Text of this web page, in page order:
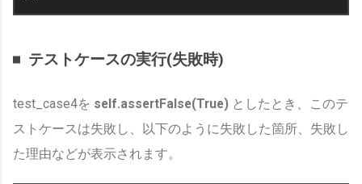
テストケースの実行(失敗時)
test_case4を self.assertFalse(True) としたとき、このテ
ストケースは失敗し、以下のように失敗した箇所、失敗し
た理由などが表示されます。